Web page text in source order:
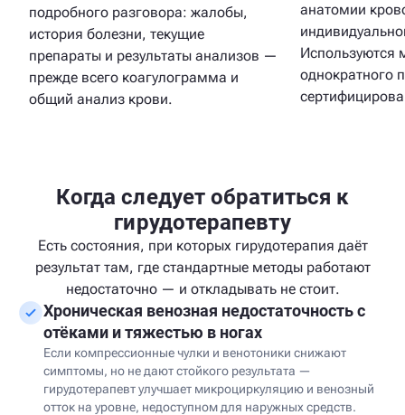
подробного разговора: жалобы,
история болезни, текущие
препараты и результаты анализов —
прежде всего коагулограмма и
общий анализ крови.
анатомии
Используются
однократного
Когда следует обратиться к
гирудотерапевту
Есть состояния, при которых гирудотерапия даёт
результат там, где стандартные методы работают
недостаточно — и откладывать не стоит.
Хроническая венозная недостаточность с
отёками и тяжестью в ногах
Если компрессионные чулки и венотоники снижают
симптомы, но не дают стойкого результата —
гирудотерапевт улучшает микроциркуляцию и венозный
отток на уровне, недоступном для наружных средств.